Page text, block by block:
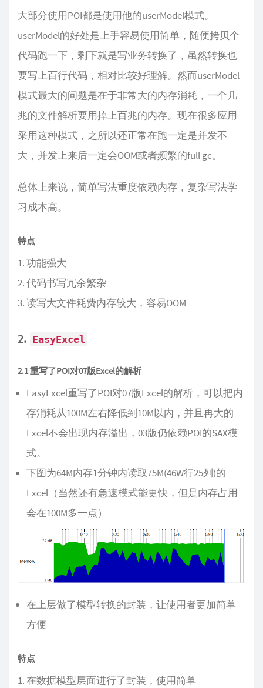
大部分使用POI都是使用他的userModel模式。
userModel的好处是上手容易使用简单，随便拷贝个
代码跑一下，剩下就是写业务转换了，虽然转换也
要写上百行代码，相对比较好理解。然而userModel
模式最大的问题是在于非常大的内存消耗，一个几
兆的文件解析要用掉上百兆的内存。现在很多应用
采用这种模式，之所以还正常在跑一定是并发不
大，并发上来后一定会OOM或者频繁的full gc。
总体上来说，简单写法重度依赖内存，复杂写法学
习成本高。
特点
功能强大
代码书写冗余繁杂
读写大文件耗费内存较大，容易OOM
2. EasyExcel
2.1 重写了POI对07版Excel的解析
EasyExcel重写了POI对07版Excel的解析，可以把内
存消耗从100M左右降低到10M以内，并且再大的
Excel不会出现内存溢出，03版仍依赖POI的SAX模
式。
下图为64M内存1分钟内读取75M(46W行25列)的
Excel（当然还有急速模式能更快，但是内存占用
会在100M多一点）
在上层做了模型转换的封装，让使用者更加简单
方便
特点
在数据模型层面进行了封装，使用简单